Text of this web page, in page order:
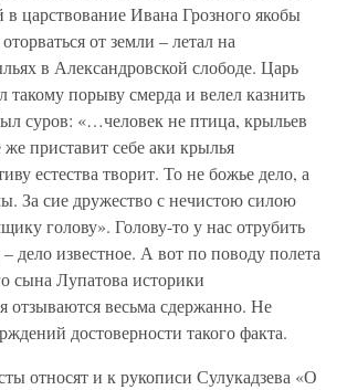
в царствование Ивана Грозного якобы
от земли – летал на
в Александровской слободе. Царь
такому порыву смерда и велел казнить
суров: «…человек не птица, крыльев
приставит себе аки крылья
естества творит. То не божье дело, а
За сие дружество с нечистою силою
голову». Голову-то у нас отрубить
дело известное. А вот по поводу полета
сына Лупатова историки
отзываются весьма сдержанно. Не
достоверности такого факта.
относят и к рукописи Сулукадзева «О